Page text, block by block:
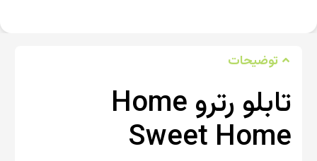
توضیحات
تابلو رترو Home
Sweet Home